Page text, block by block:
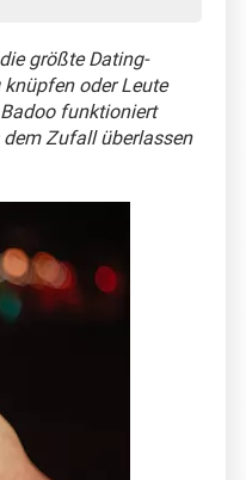
größte Dating-
oder Leute
funktioniert
Zufall überlassen